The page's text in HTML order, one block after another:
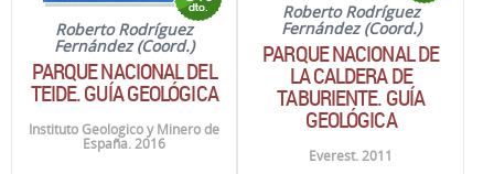
Roberto Rodríguez
Fernández (Coord.)
PARQUE NACIONAL DEL
TEIDE. GUÍA GEOLÓGICA
Instituto Geologico y Minero de
España. 2016
Roberto Rodríguez
Fernández (Coord.)
PARQUE NACIONAL DE
LA CALDERA DE
TABURIENTE. GUÍA
GEOLÓGICA
Everest. 2011